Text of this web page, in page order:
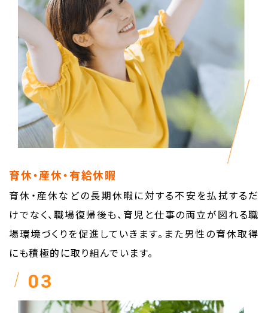
育休・産休・有給休暇
育休・産休などの長期休暇に対する不安を払拭するだ
けでなく、職場復帰後も、育児と仕事の両立が図れる職
場環境づくりを促進していきます。また男性の育休取得
にも積極的に取り組んでいます。
03